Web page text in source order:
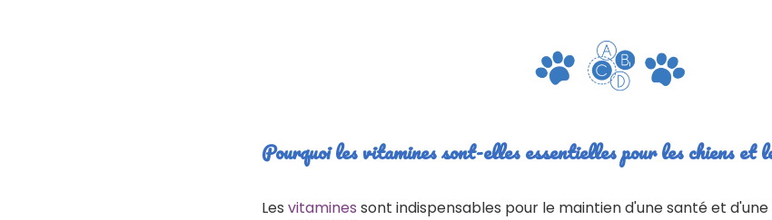
Pourquoi les vitamines sont-elles essentielles pour les chiens et
Les vitamines sont indispensables pour le maintien d'une santé et